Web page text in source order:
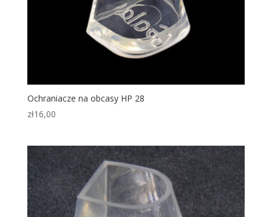
Ochraniacze na obcasy HP 28
zł16,00